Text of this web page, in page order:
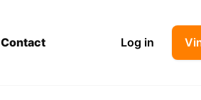
Contact Log in